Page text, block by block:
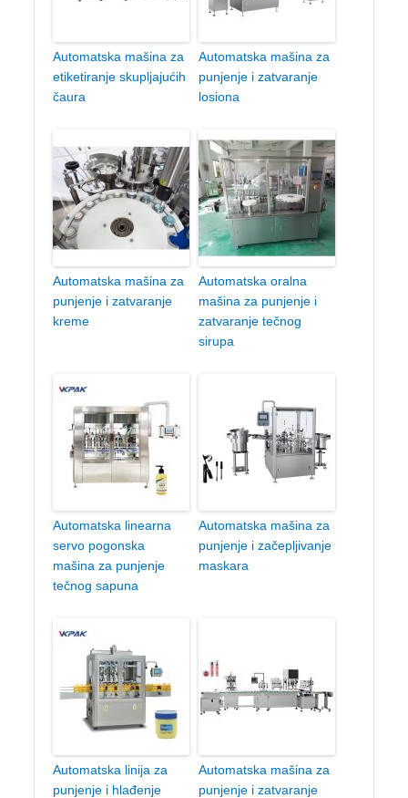
Automatska mašina za
etiketiranje skupljajućih
čaura
Automatska mašina za
punjenje i zatvaranje
losiona
Automatska mašina za
punjenje i zatvaranje
kreme
Automatska oralna
mašina za punjenje i
zatvaranje tečnog
sirupa
Automatska linearna
servo pogonska
mašina za punjenje
tečnog sapuna
Automatska mašina za
punjenje i začepljivanje
maskara
Automatska linija za
punjenje i hlađenje
Automatska mašina za
punjenje i zatvaranje